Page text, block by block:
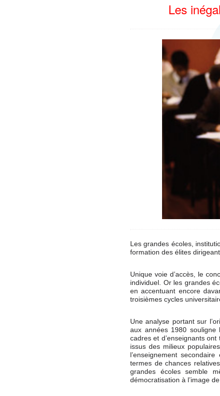
Les
Les grandes écoles,
formation des élites
Unique voie d’accès, le
individuel. Or les grandes
en accentuant encore
troisièmes cycles
Une analyse portant sur
aux années 1980 souligne
cadres et d’enseignants
issus des milieux
l’enseignement
termes de chances
grandes écoles semble
démocratisation à l’image